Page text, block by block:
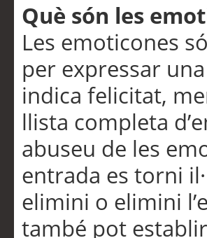
Què són les
Les emoticones
per expressar
indica felicitat,
llista completa
abuseu de les
entrada es torni
elimini o elimini
també pot